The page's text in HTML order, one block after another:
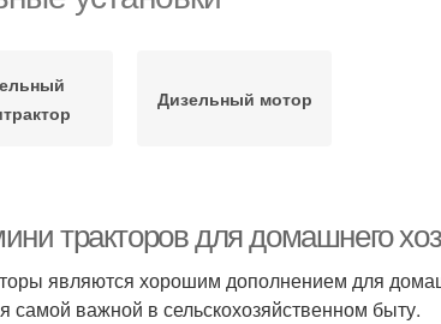
Дизельный мотор
тракторов для домашнего
являются хорошим дополнением для
самой важной в сельскохозяйственном быту.